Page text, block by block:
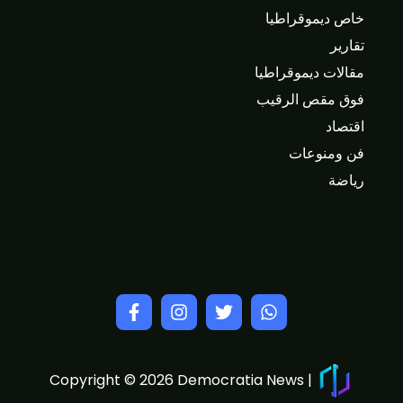
خاص ديموقراطيا
تقارير
مقالات ديموقراطيا
فوق مقص الرقيب
اقتصاد
فن ومنوعات
رياضة